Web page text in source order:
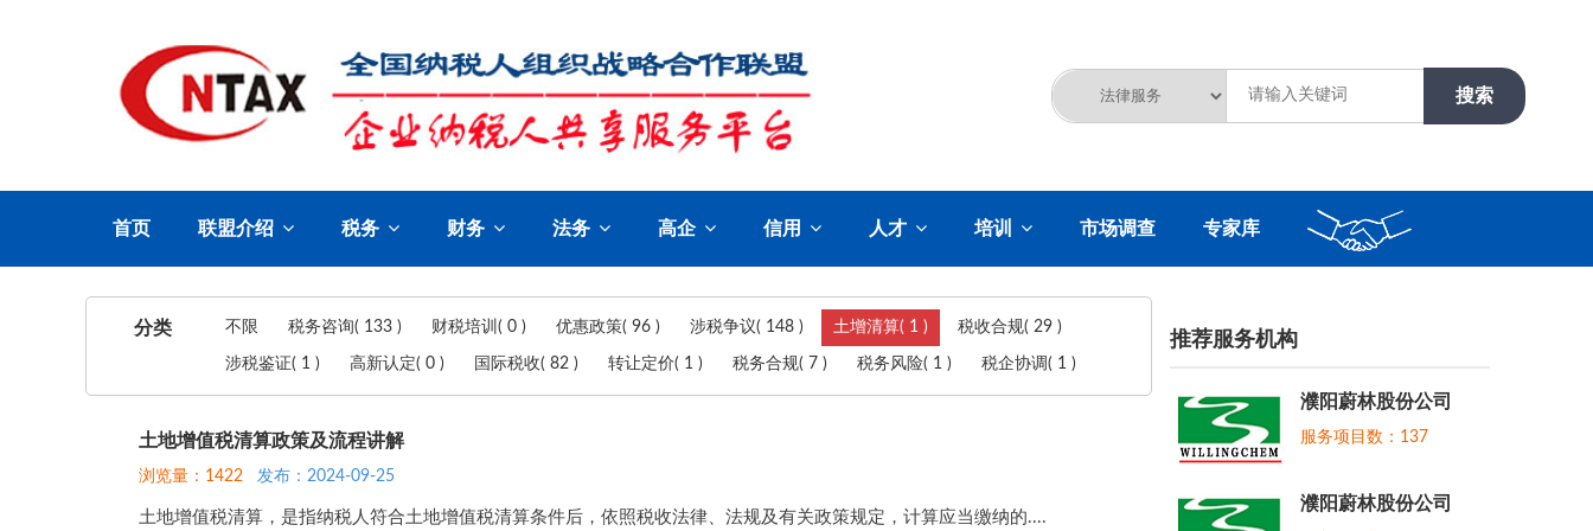
首页 联盟介绍 税务 财务 法务 高企 信用 人才 培训 市场调查 专家库
分类 不限 税务咨询( 133 ) 财税培训( 0 ) 优惠政策( 96 ) 涉税争议( 148 ) 土增清算( 1 ) 税收合规( 29 )
涉税鉴证( 1 ) 高新认定( 0 ) 国际税收( 82 ) 转让定价( 1 ) 税务合规( 7 ) 税务风险( 1 ) 税企协调( 1 )
土地增值税清算政策及流程讲解
浏览量：1422 发布：2024-09-25
土地增值税清算，是指纳税人符合土地增值税清算条件后，依照税收法律、法规及有关政策规定，计算应当缴纳的....
推荐服务机构
濮阳蔚林股份公司
服务项目数：137
濮阳蔚林股份公司